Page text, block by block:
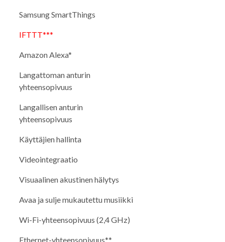
Samsung SmartThings
IFTTT***
Amazon Alexa*
Langattoman anturin
yhteensopivuus
Langallisen anturin
yhteensopivuus
Käyttäjien hallinta
Videointegraatio
Visuaalinen akustinen hälytys
Avaa ja sulje mukautettu musiikki
Wi-Fi-yhteensopivuus (2,4 GHz)
Ethernet-yhteensopivuus**